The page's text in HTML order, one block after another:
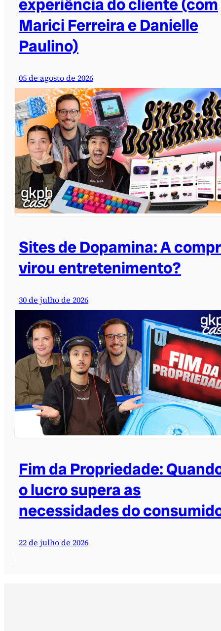
experiência do cliente (com
Marici Ferreira e Danielle
Paulino)
05 de agosto de 2026
Sites de Dopamina: A
virou entretenimento?
30 de julho de 2026
Fim da Propriedade:
o lucro supera as
necessidades do
22 de julho de 2026